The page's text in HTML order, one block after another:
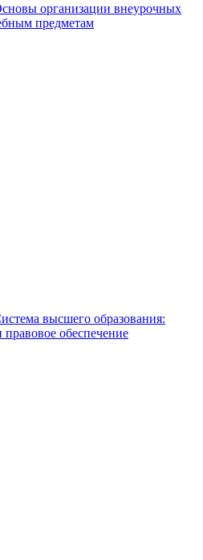
организации внеурочных
предметам
высшего образования:
правовое обеспечение